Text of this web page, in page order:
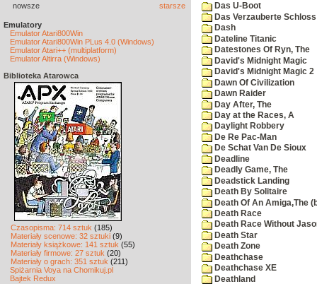
nowsze starsze
Emulatory
Emulator Atari800Win
Emulator Atari800Win PLus 4.0 (Windows)
Emulator Atari++ (multiplatform)
Emulator Altirra (Windows)
Biblioteka Atarowca
Czasopisma: 714 sztuk (185)
Materiały scenowe: 32 sztuki (9)
Materiały książkowe: 141 sztuk (55)
Materiały firmowe: 27 sztuk (20)
Materiały o grach: 351 sztuk (211)
Spiżarnia Voya na Chomikuj.pl
Bajtek Redux
Das U-Boot
Das Verzauberte Schloss
Dash
Dateline Titanic
Datestones Of Ryn, The
David's Midnight Magic
David's Midnight Magic 2
Dawn Of Civilization
Dawn Raider
Day After, The
Day at the Races, A
Daylight Robbery
De Re Pac-Man
De Schat Van De Sioux
Deadline
Deadly Game, The
Deadstick Landing
Death By Solitaire
Death Of An Amiga,The
Death Race
Death Race Without
Death Star
Death Zone
Deathchase
Deathchase XE
Deathland